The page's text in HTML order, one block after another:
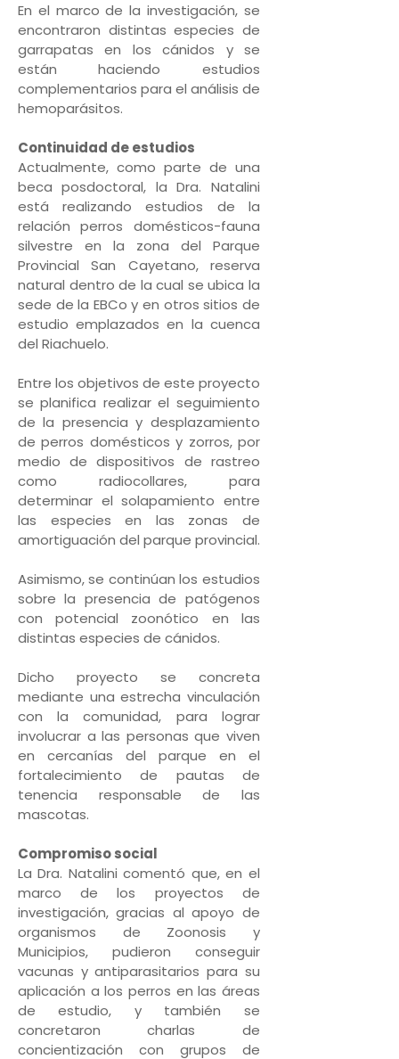
En el marco de la investigación, se
encontraron distintas especies de
garrapatas en los cánidos y se
están haciendo estudios
complementarios para el análisis de
hemoparásitos.
Continuidad de estudios
Actualmente, como parte de una
beca posdoctoral, la Dra. Natalini
está realizando estudios de la
relación perros domésticos-fauna
silvestre en la zona del Parque
Provincial San Cayetano, reserva
natural dentro de la cual se ubica la
sede de la EBCo y en otros sitios de
estudio emplazados en la cuenca
del Riachuelo.
Entre los objetivos de este proyecto
se planifica realizar el seguimiento
de la presencia y desplazamiento
de perros domésticos y zorros, por
medio de dispositivos de rastreo
como radiocollares, para
determinar el solapamiento entre
las especies en las zonas de
amortiguación del parque provincial.
Asimismo, se continúan los estudios
sobre la presencia de patógenos
con potencial zoonótico en las
distintas especies de cánidos.
Dicho proyecto se concreta
mediante una estrecha vinculación
con la comunidad, para lograr
involucrar a las personas que viven
en cercanías del parque en el
fortalecimiento de pautas de
tenencia responsable de las
mascotas.
Compromiso social
La Dra. Natalini comentó que, en el
marco de los proyectos de
investigación, gracias al apoyo de
organismos de Zoonosis y
Municipios, pudieron conseguir
vacunas y antiparasitarios para su
aplicación a los perros en las áreas
de estudio, y también se
concretaron charlas de
concientización con grupos de